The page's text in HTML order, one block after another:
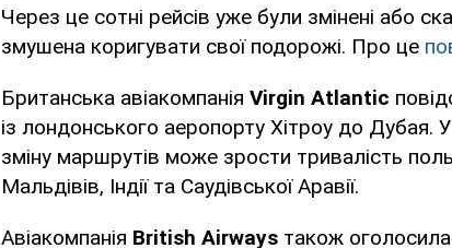
Через це сотні рейсів уже були змінені або
змушена коригувати свої подорожі. Про це
Британська авіакомпанія Virgin Atlantic
із лондонського аеропорту Хітроу до Дубая.
зміну маршрутів може зрости тривалість
Мальдівів, Індії та Саудівської Аравії.
Авіакомпанія British Airways також